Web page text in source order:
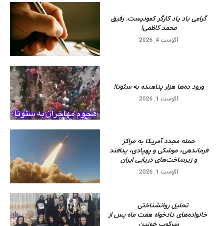
گرامی باد یاد کارگر کمونیست. رفیق
محمد کاظمی!
آگوست 4, 2026
ورود ده‌ها هزار پناهنده به سئوتا!
آگوست 1, 2026
حمله مجدد آمریکا به مراکز
فرماندهی، موشکی و پهپادی، پدافند
و زیرساخت‌های دریایی ایران
آگوست 1, 2026
تحلیل روانشناختی
خانواده‌های دادخواه هفت ماه پس از
سرکوب خونین